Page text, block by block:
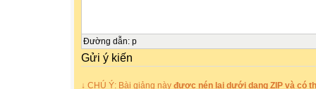
Đường dẫn: p
Gửi ý kiến
↓ CHÚ Ý: Bài giảng này được nén lại dưới dạng ZIP và có